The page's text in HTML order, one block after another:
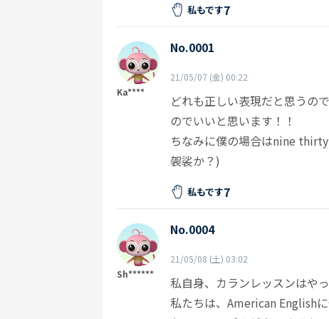
私もです7
Ka****
No.0001
21/05/07 (金) 00:22
どれも正しい表現だと思うの
のでいいと思います！！
ちなみに僕の場合はnine
袈裟か？)
私もです7
Sh******
No.0004
21/05/08 (土) 03:02
私自身、カランレッスンはや
私たちは、American English